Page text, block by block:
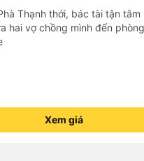
xe trong tương lai!
Thạnh thới, bác tài tận tâm
hai vợ chồng mình đến phòng
Xem giá